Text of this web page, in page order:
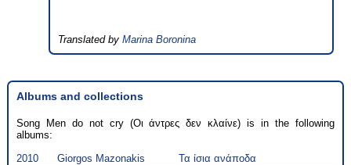
Translated byMarina Boronina
Albums and collections
Song Men do not cry (Οι άντρες δεν κλαίνε) is in the following
albums:
2010
Giorgos Mazonakis Τα ίσια ανάποδα